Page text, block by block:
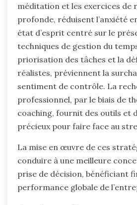
méditation et les exercices de
profonde, réduisent l’anxiété
état d’esprit centré sur le
techniques de gestion du
priorisation des tâches et la
réalistes, préviennent la
sentiment de contrôle. La
professionnel, par le biais de
coaching, fournit des outils et
précieux pour faire face au
La mise en œuvre de ces
conduire à une meilleure
prise de décision, bénéficiant
performance globale de